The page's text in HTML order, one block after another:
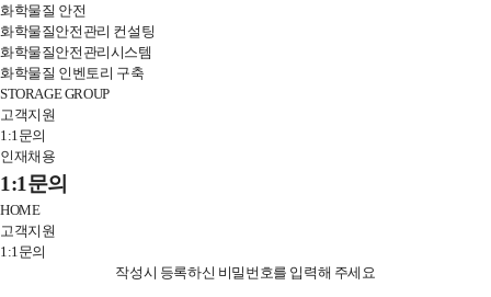
화학물질 안전
화학물질안전관리 컨설팅
화학물질안전관리시스템
화학물질 인벤토리 구축
STORAGE GROUP
고객지원
1:1문의
인재채용
전
메
뉴
닫
1:1문의
HOME
고객지원
1:1문의
작성시 등록하신 비밀번호를 입력해 주세요